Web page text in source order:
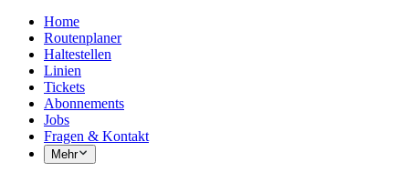
Home
Routenplaner
Haltestellen
Linien
Tickets
Abonnements
Jobs
Fragen & Kontakt
Mehr